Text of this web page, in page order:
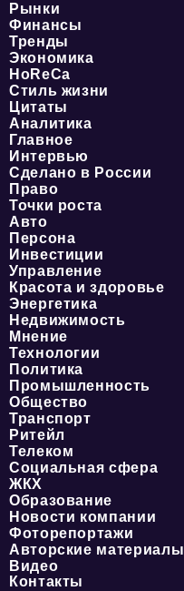
Рынки
Финансы
Тренды
Экономика
HoReCa
Стиль жизни
Цитаты
Аналитика
Главное
Интервью
Сделано в России
Право
Точки роста
Авто
Персона
Инвестиции
Управление
Красота и здоровье
Энергетика
Недвижимость
Мнение
Технологии
Политика
Промышленность
Общество
Транспорт
Ритейл
Телеком
Социальная сфера
ЖКХ
Образование
Новости компании
Фоторепортажи
Авторские материалы
Видео
Контакты